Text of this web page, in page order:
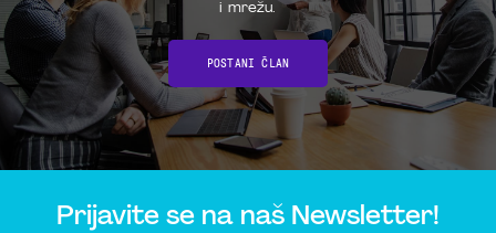
i mrežu.
POSTANI ČLAN
Prijavite se na naš Newsletter!